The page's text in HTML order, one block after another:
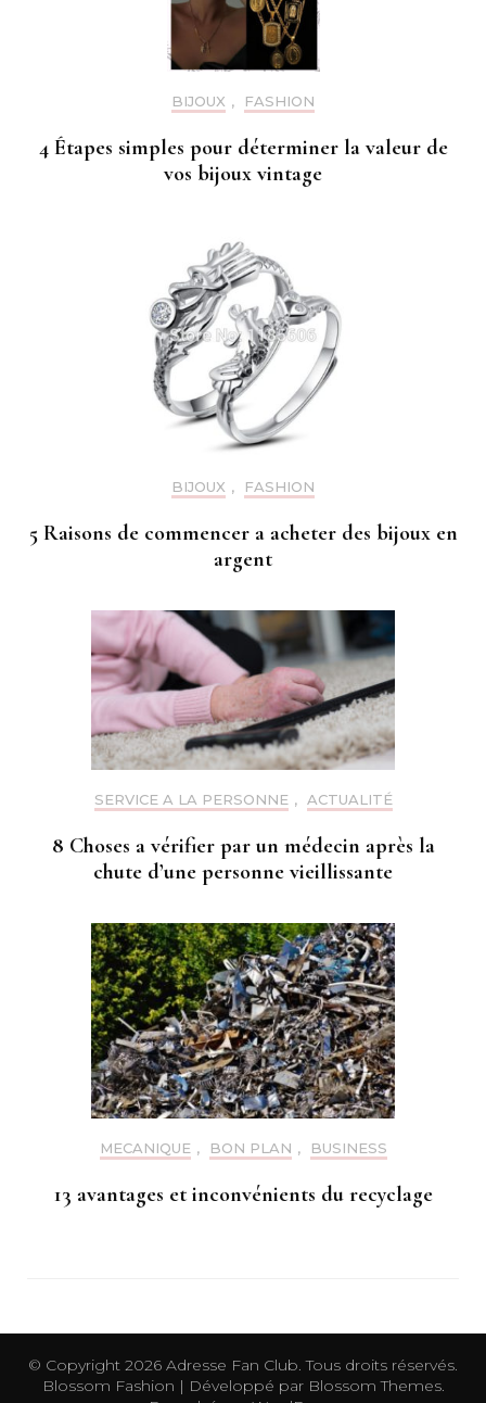
BIJOUX , FASHION
4 Étapes simples pour déterminer la valeur de
vos bijoux vintage
BIJOUX , FASHION
5 Raisons de commencer a acheter des bijoux en
argent
SERVICE A LA PERSONNE , ACTUALITÉ
8 Choses a vérifier par un médecin après la
chute d’une personne vieillissante
MECANIQUE , BON PLAN , BUSINESS
13 avantages et inconvénients du recyclage
© Copyright 2026 Adresse Fan Club. Tous droits réservés.
Blossom Fashion | Développé parBlossom Themes.